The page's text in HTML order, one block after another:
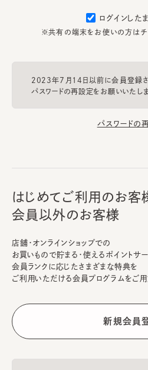
ログインした
※共有の端末をお使いの方はチ
2023年7月14日以前に会員登録
パスワードの再設定をお願いいたしま
パスワードの
はじめてご利用のお客
会員以外のお客様
店舗・オンラインショップでの
お買いもので貯まる・使えるポイントサー
会員ランクに応じたさまざまな特典を
ご利用いただける会員プログラムをご用